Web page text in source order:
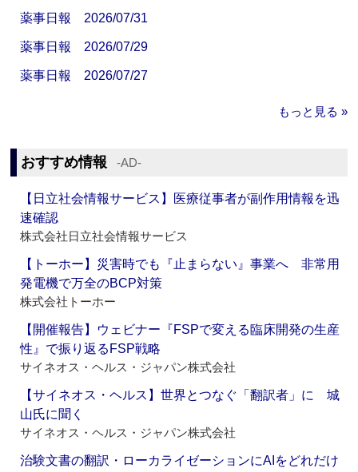
薬事日報 2026/07/31
薬事日報 2026/07/29
薬事日報 2026/07/27
もっと見る »
おすすめ情報 ‐AD‐
【日立社会情報サービス】医療従事者が副作用情報を迅
速確認
株式会社日立社会情報サービス
【トーホー】災害時でも『止まらない』事業へ 非常用
発電機で万全のBCP対策
株式会社トーホー
【開催報告】ウェビナー『FSPで変える臨床開発の生産
性』で振り返るFSP戦略
サイネオス・ヘルス・ジャパン株式会社
【サイネオス・ヘルス】世界とつなぐ「翻訳者」に 城
山氏に聞く
サイネオス・ヘルス・ジャパン株式会社
治験文書の翻訳・ローカライゼーションにAIをどれだけ